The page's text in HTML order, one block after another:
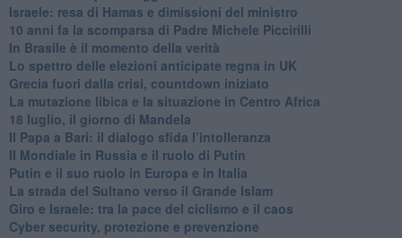
Israele: resa di Hamas e dimissioni del ministro
10 anni fa la scomparsa di Padre Michele Piccirilli
In Brasile è il momento della verità
Lo spettro delle elezioni anticipate regna in UK
Grecia fuori dalla crisi, countdown iniziato
La mutazione libica e la situazione in Centro Africa
18 luglio, il giorno di Mandela
Il Papa a Bari: il dialogo sfida l’intolleranza
Il Mondiale in Russia e il ruolo di Putin
Putin e il suo ruolo in Europa e in Italia
La strada del Sultano verso il Grande Islam
Giro e Israele: tra la pace del ciclismo e il caos
Cyber security, protezione e prevenzione